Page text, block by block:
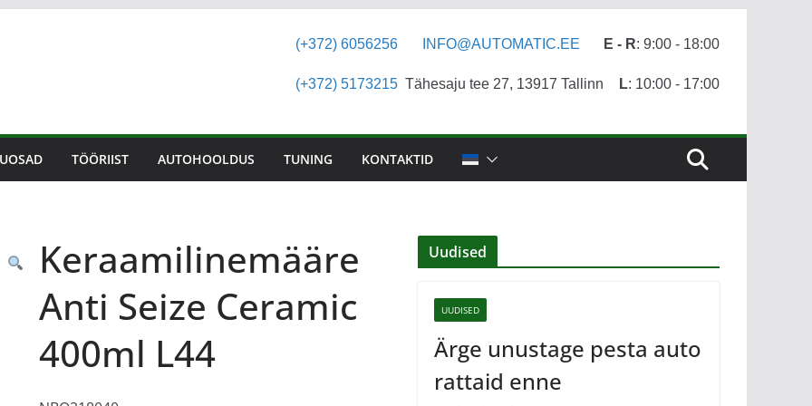
(+372) 6056256
(+372) 5173215
INFO@AUTOMATIC.EE
Tähesaju tee 27, 13917 Tallinn
E - R: 9:00 - 18:00
L: 10:00 - 17:00
TÖÖRIIST AUTOHOOLDUS TUNING KONTAKTID
Keraamilinemääre
Anti Seize Ceramic
400ml L44
Uudised
UUDISED
Ärge unustage pesta auto
rattaid enne